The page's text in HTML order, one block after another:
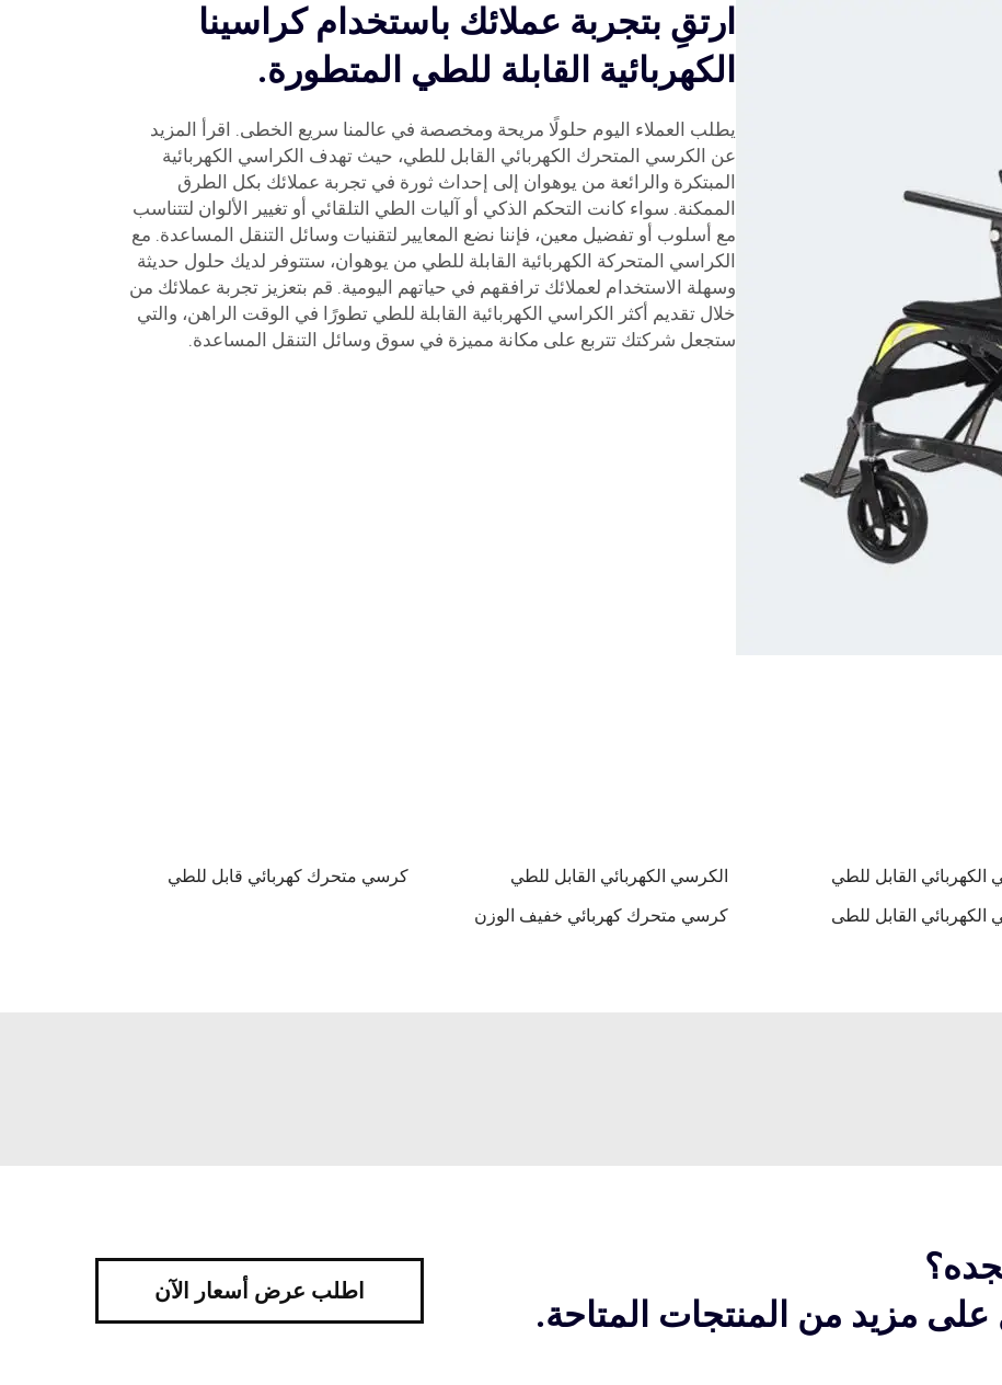
ارتقِ بتجربة عملائك باستخدام كراسينا
الكهربائية القابلة للطي المتطورة.
يطلب العملاء اليوم حلولًا مريحة ومخصصة في عالمنا سريع الخطى. اقرأ المزيد
عن الكرسي المتحرك الكهربائي القابل للطي، حيث تهدف الكراسي الكهربائية
المبتكرة والرائعة من يوهوان إلى إحداث ثورة في تجربة عملائك بكل الطرق
الممكنة. سواء كانت التحكم الذكي أو آليات الطي التلقائي أو تغيير الألوان لتتناسب
مع أسلوب أو تفضيل معين، فإننا نضع المعايير لتقنيات وسائل التنقل المساعدة. مع
الكراسي المتحركة الكهربائية القابلة للطي من يوهوان، ستتوفر لديك حلول حديثة
وسهلة الاستخدام لعملائك ترافقهم في حياتهم اليومية. قم بتعزيز تجربة عملائك من
خلال تقديم أكثر الكراسي الكهربائية القابلة للطي تطورًا في الوقت الراهن، والتي
ستجعل شركتك تتربع على مكانة مميزة في سوق وسائل التنقل المساعدة.
الكهربائي القابل للطي الكرسي الكهربائي القابل للطي
كرسي متحرك كهربائي قابل للطي
الكهربائي القابل للطى كرسي متحرك كهربائي خفيف الوزن
مزيد من المنتجات المتاحة.
اطلب عرض أسعار الآن